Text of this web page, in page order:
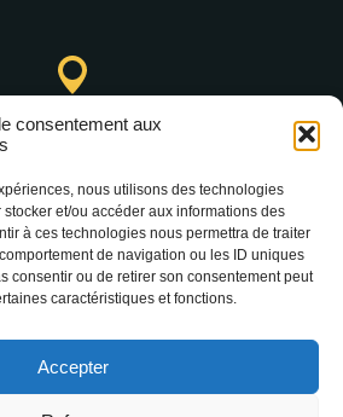
consentement aux
nous utilisons des technologies
et/ou accéder aux informations des
à ces technologies nous permettra de traiter
de navigation ou les ID uniques
consentir ou de retirer son consentement peut
caractéristiques et fonctions.
Accepter
4 moulin bas,
4 68 76 64 90